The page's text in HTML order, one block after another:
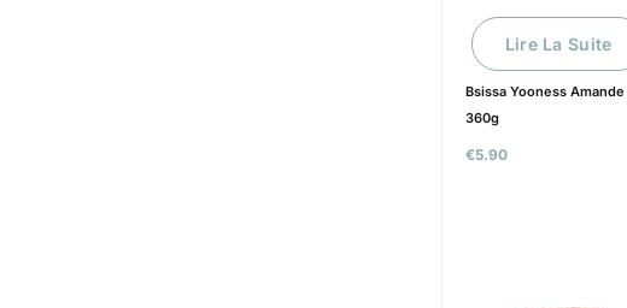
€5.90
Bsissa Yooness Amande |
360g
Lire La Suite